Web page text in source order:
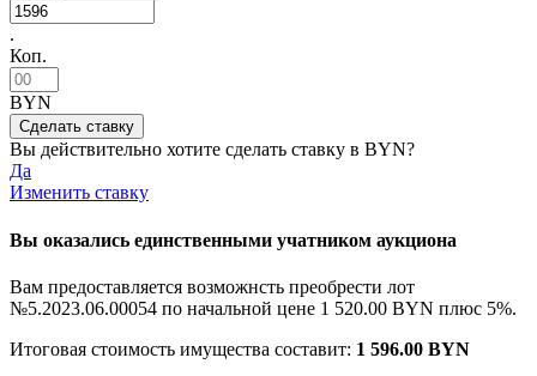
.
Коп.
BYN
Вы действительно хотите сделать ставку в BYN?
Да
Изменить ставку
Вы оказались единственными учатником аукциона
Вам предоставляется возможнсть преобрести лот
№5.2023.06.00054 по начальной цене 1 520.00 BYN плюс 5%.
Итоговая стоимость имущества составит: 1 596.00 BYN